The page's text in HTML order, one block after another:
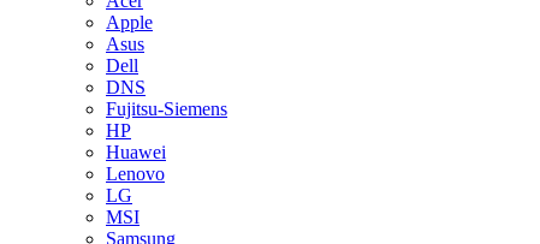
Apple
Asus
Dell
DNS
Fujitsu-Siemens
HP
Huawei
Lenovo
LG
MSI
Samsung